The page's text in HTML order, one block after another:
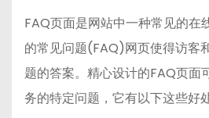
FAQ页面是网站中一种常见的在
的常见问题(FAQ)网页使得访客
题的答案。精心设计的FAQ页面
务的特定问题，它有以下这些好